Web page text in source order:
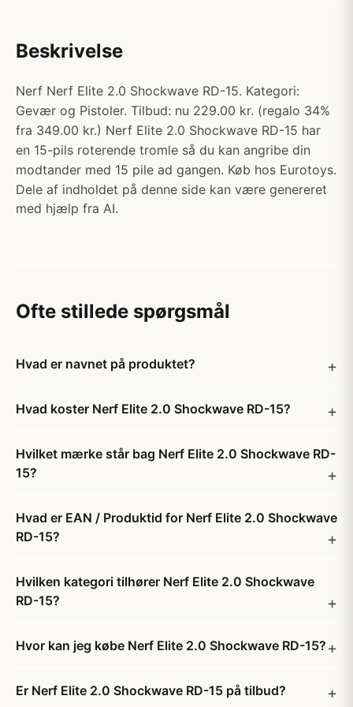
Beskrivelse
Nerf Nerf Elite 2.0 Shockwave RD-15. Kategori:
Gevær og Pistoler. Tilbud: nu 229.00 kr. (regalo 34%
fra 349.00 kr.) Nerf Elite 2.0 Shockwave RD-15 har
en 15-pils roterende tromle så du kan angribe din
modtander med 15 pile ad gangen. Køb hos Eurotoys.
Dele af indholdet på denne side kan være genereret
med hjælp fra AI.
Ofte stillede spørgsmål
Hvad er navnet på produktet?
Hvad koster Nerf Elite 2.0 Shockwave RD-15?
Hvilket mærke står bag Nerf Elite 2.0 Shockwave RD-
15?
Hvad er EAN / Produktid for Nerf Elite 2.0 Shockwave
RD-15?
Hvilken kategori tilhører Nerf Elite 2.0 Shockwave
RD-15?
Hvor kan jeg købe Nerf Elite 2.0 Shockwave RD-15?
Er Nerf Elite 2.0 Shockwave RD-15 på tilbud?